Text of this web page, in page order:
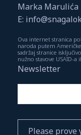
Marka Marulića
E:
Ova internet stranica
naroda putem
sadržaj stranice
nužno stavove USAID-a
Newsletter
Please prove